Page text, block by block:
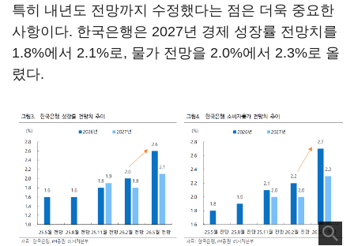
특히 내년도 전망까지 수정했다는 점은 더욱 중요한
사항이다. 한국은행은 2027년 경제 성장률 전망치를
1.8%에서 2.1%로, 물가 전망을 2.0%에서 2.3%로 올
렸다.